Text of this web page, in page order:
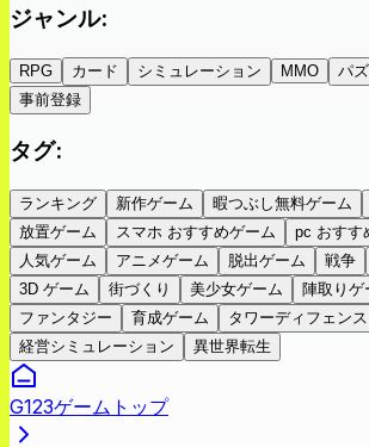
ジャンル:
RPG カード シミュレーション MMO パ
事前登録
タグ:
ランキング 新作ゲーム 暇つぶし無料ゲーム
放置ゲーム
スマホ おすすめゲーム pc おすす
人気ゲーム
アニメゲーム 脱出ゲーム 戦争
3D ゲーム
街づくり 美少女ゲーム 陣取りゲ
ファンタジー
育成ゲーム
タワーディフェンス
経営シミュレーション
異世界転生
G123ゲームトップ